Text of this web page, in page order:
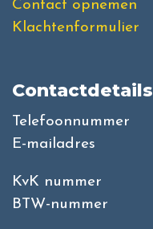
Contact opnemen
Klachtenformulier
Contactdetails
Telefoonnummer
E-mailadres
KvK nummer
BTW-nummer